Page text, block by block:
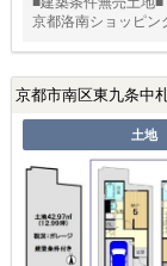
京都洛南ショッピン
京都市南区東九条中
土地